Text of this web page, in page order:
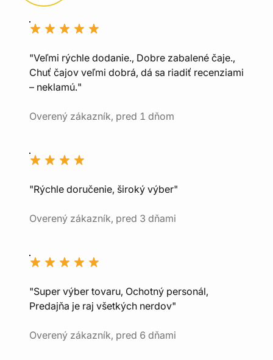
"Veľmi rýchle dodanie., Dobre zabalené čaje.,
Chuť čajov veľmi dobrá, dá sa riadiť recenziami
– neklamú."
Overený zákazník, pred 1 dňom
"Rýchle doručenie, široký výber"
Overený zákazník, pred 3 dňami
"Super výber tovaru, Ochotný personál,
Predajňa je raj všetkých nerdov"
Overený zákazník, pred 6 dňami